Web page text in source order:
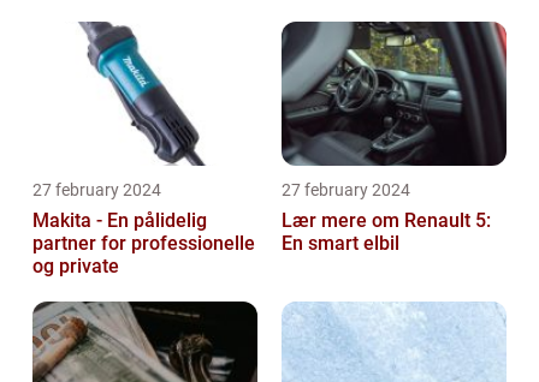
27 february 2024
Makita - En pålidelig
partner for professionelle
og private
27 february 2024
Lær mere om Renault 5:
En smart elbil